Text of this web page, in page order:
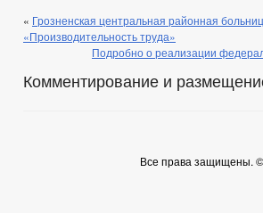
« Грозненская центральная районная
«Производительность труда»
Подробно о реализации
Комментирование и
Все права защищены. ©